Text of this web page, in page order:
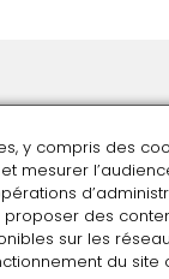
y compris des
mesurer
des
sur les
du site